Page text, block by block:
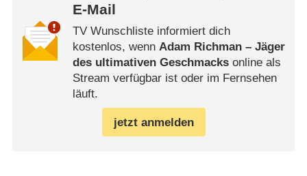
E-Mail
TV Wunschliste informiert dich
kostenlos, wenn Adam Richman – Jäger
des ultimativen Geschmacksonline als
Stream verfügbar ist oder im Fernsehen
läuft.
jetzt anmelden